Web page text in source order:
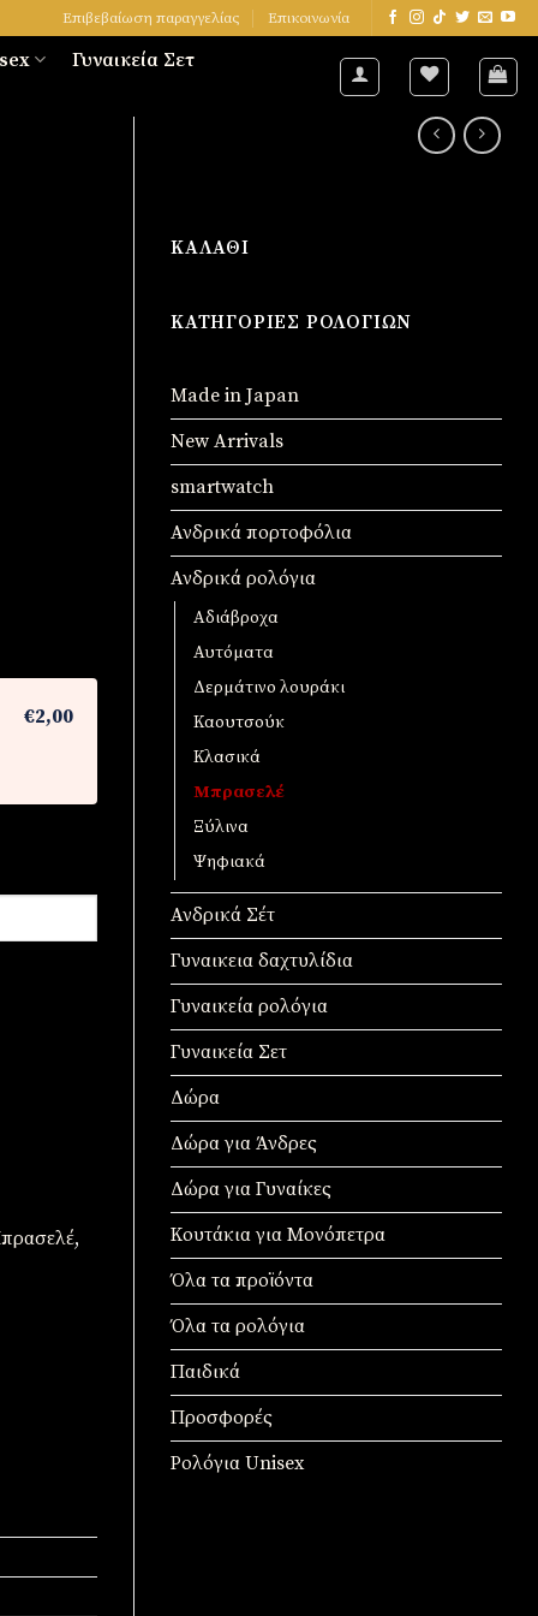
Επιβεβαίωση παραγγελίας Επικοινωνία
Γυναικεία Σετ
ΚΑΛΆΘΙ
ΚΑΤΗΓΟΡΊΕΣ ΡΟΛΟΓΙΏΝ
Made in Japan
New Arrivals
smartwatch
Ανδρικά πορτοφόλια
Ανδρικά ρολόγια
Αδιάβροχα
Αυτόματα
Δερμάτινο λουράκι
Καουτσούκ
Κλασικά
Μπρασελέ
Ξύλινα
Ψηφιακά
Ανδρικά Σέτ
Γυναικεια δαχτυλίδια
Γυναικεία ρολόγια
Γυναικεία Σετ
Δώρα
Δώρα για Άνδρες
Δώρα για Γυναίκες
Κουτάκια για Μονόπετρα
Όλα τα προϊόντα
Όλα τα ρολόγια
Παιδικά
Προσφορές
Ρολόγια Unisex
€2,00
,